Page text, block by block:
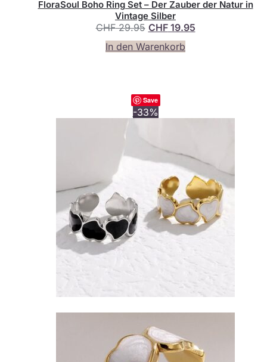
FloraSoul Boho Ring Set – Der Zauber der Natur in
Vintage Silber
CHF29.95 Ursprünglicher
Preis
war:
CHF19.95Aktueller
In den Warenkorb
Save
-33%